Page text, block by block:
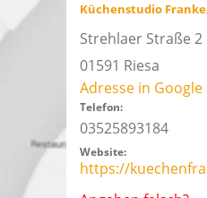
Küchenstudio
Strehlaer Straße 2
01591 Riesa
Adresse in
Telefon:
03525893184
Website:
https://